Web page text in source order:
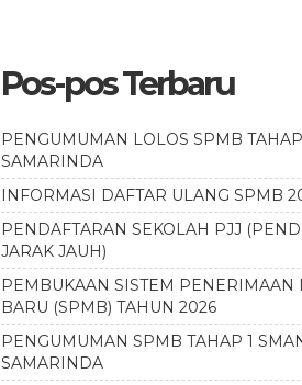
Pos-pos Terbaru
PENGUMUMAN LOLOS SPMB TAHAP
SAMARINDA
INFORMASI DAFTAR ULANG SPMB
PENDAFTARAN SEKOLAH PJJ
JARAK JAUH)
PEMBUKAAN SISTEM PENERIMAAN
BARU (SPMB) TAHUN 2026
PENGUMUMAN SPMB TAHAP 1
SAMARINDA